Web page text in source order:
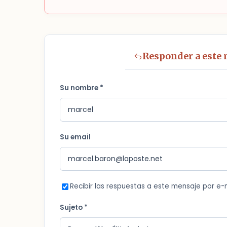
Responder a este
Su nombre *
Su email
Recibir las respuestas a este mensaje por e-
Sujeto *